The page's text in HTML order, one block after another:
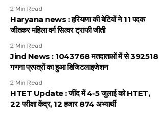
2 Min Read
Haryana news : हरियाणा की बेटियों ने 11 पदक
जीतकर महिला वर्ग सिल्वर ट्राफी जीती
2 Min Read
Jind News : 1043768 मतदाताओं में से 392518
गणना प्रपत्रों का हुआ डिजिटलाइजेशन
2 Min Read
HTET Update : जींद में 4-5 जुलाई को HTET,
22 परीक्षा केंद्र, 12 हजार 874 अभ्यार्थी